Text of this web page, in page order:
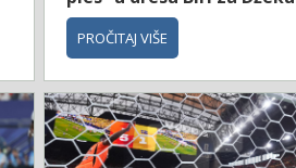
PROČITAJ VIŠE